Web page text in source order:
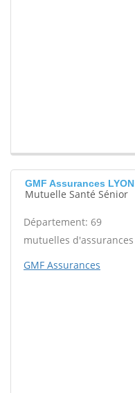
GMF Assurances LYON
Mutuelle Santé Sénior
Département: 69
mutuelles d'assurances
GMF Assurances